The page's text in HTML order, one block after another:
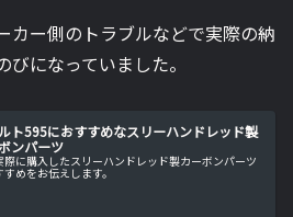
カー側のトラブルなどで実際の納
になっていました。
ト595におすすめなスリーハンドレッド製
ンパーツ
際に購入したスリーハンドレッド製カーボンパーツ
すめをお伝えします。